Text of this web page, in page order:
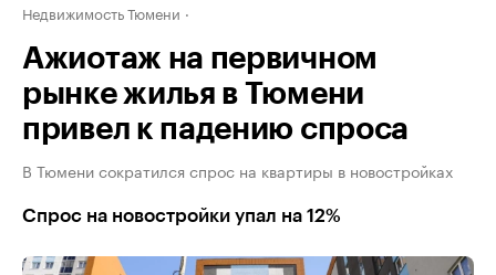
Недвижимость Тюмени
Ажиотаж на первичном
рынке жилья в Тюмени
привел к падению спроса
В Тюмени сократился спрос на квартиры в новостройках
Спрос на новостройки упал на 12%